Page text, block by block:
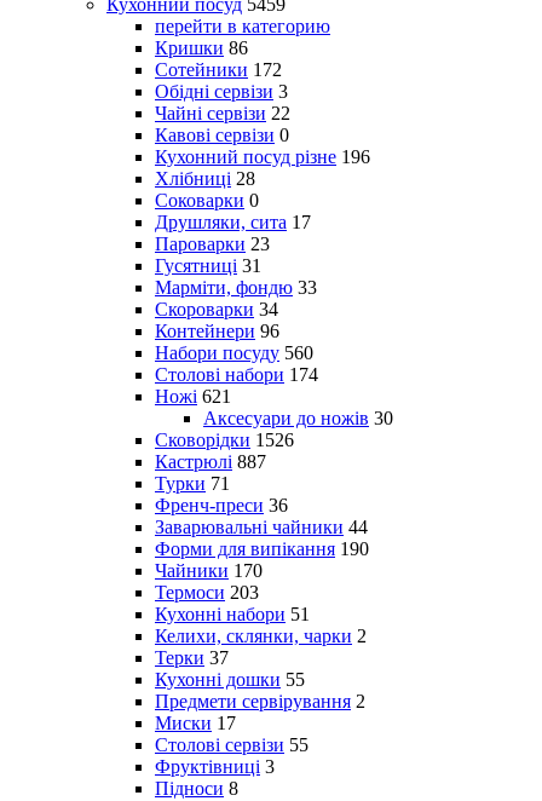
Кухонний посуд 5459
перейти в категорию
Кришки 86
Сотейники 172
Обідні сервізи 3
Чайні сервізи 22
Кавові сервізи 0
Кухонний посуд різне 196
Хлібниці 28
Соковарки 0
Друшляки, сита 17
Пароварки 23
Гусятниці 31
Марміти, фондю 33
Скороварки 34
Контейнери 96
Набори посуду 560
Столові набори 174
Ножі 621
Аксесуари до ножів 30
Сковорідки 1526
Кастрюлі 887
Турки 71
Френч-преси 36
Заварювальні чайники 44
Форми для випікання 190
Чайники 170
Термоси 203
Кухонні набори 51
Келихи, склянки, чарки 2
Терки 37
Кухонні дошки 55
Предмети сервірування 2
Миски 17
Столові сервізи 55
Фруктівниці 3
Підноси 8